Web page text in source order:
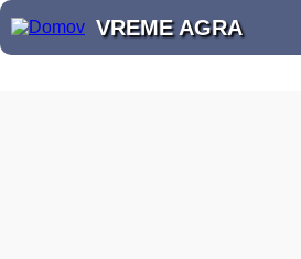
VREME AGRA